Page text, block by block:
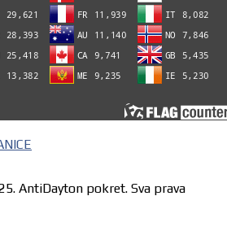
AntiDayton pokret. Sva prava